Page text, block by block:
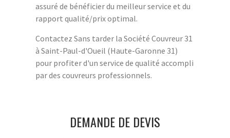
assuré de bénéficier du meilleur service et du
rapport qualité/prix optimal.
Contactez Sans tarder la Société Couvreur 31
à Saint-Paul-d'Oueil (Haute-Garonne 31)
pour profiter d'un service de qualité accompli
par des couvreurs professionnels.
DEMANDE DE DEVIS